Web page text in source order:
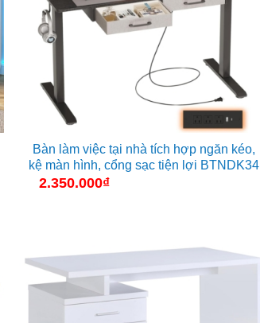
Bàn làm việc tại nhà tích hợp ngăn kéo,
kệ màn hình, cổng sạc tiện lợi BTNDK34
2.350.000₫